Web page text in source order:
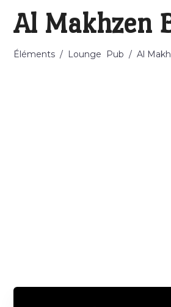
Al Makhzen
Éléments / Lounge Pub / Al